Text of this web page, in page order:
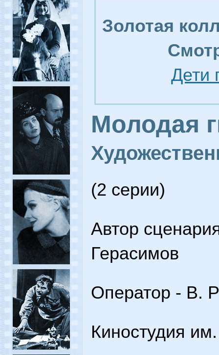
Золотая
Дети
Молодая
(2 серии)
Автор
Герасимов
Оператор - В.
Киностудия